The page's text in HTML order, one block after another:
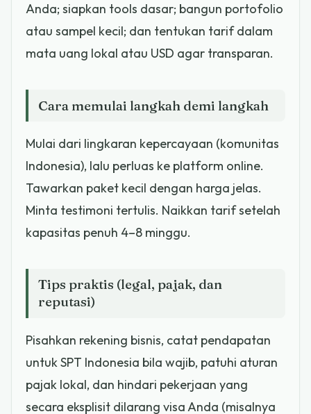
Anda; siapkan tools dasar; bangun portofolio
atau sampel kecil; dan tentukan tarif dalam
mata uang lokal atau USD agar transparan.
Cara memulai langkah demi langkah
Mulai dari lingkaran kepercayaan (komunitas
Indonesia), lalu perluas ke platform online.
Tawarkan paket kecil dengan harga jelas.
Minta testimoni tertulis. Naikkan tarif setelah
kapasitas penuh 4–8 minggu.
Tips praktis (legal, pajak, dan
reputasi)
Pisahkan rekening bisnis, catat pendapatan
untuk SPT Indonesia bila wajib, patuhi aturan
pajak lokal, dan hindari pekerjaan yang
secara eksplisit dilarang visa Anda (misalnya